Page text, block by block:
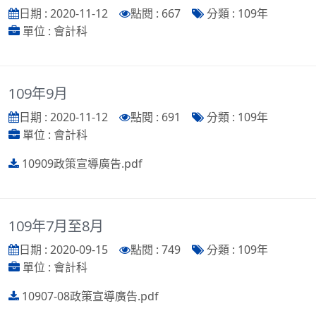
日期 : 2020-11-12 點閱 : 667
分類 : 109年
單位 : 會計科
109年9月
日期 : 2020-11-12 點閱 : 691
分類 : 109年
單位 : 會計科
10909政策宣導廣告.pdf
109年7月至8月
日期 : 2020-09-15 點閱 : 749
分類 : 109年
單位 : 會計科
10907-08政策宣導廣告.pdf